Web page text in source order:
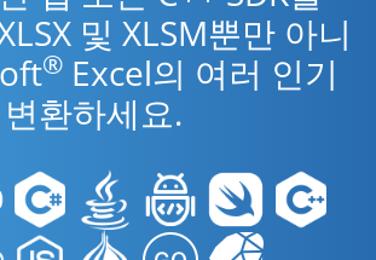
및 XLSM뿐만 아니
® Excel의 여러 인기
환하세요.